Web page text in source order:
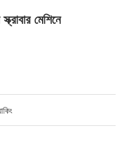
মেশিনে